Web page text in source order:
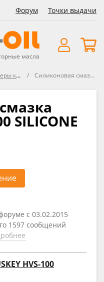
Форум Точки выдачи
масла
на канистре) Силиконовая смазка HUSKEY HVS-100 SILICONE GREASE
SILICONE
с 03.02.2015
1597 сообщений
HVS-100